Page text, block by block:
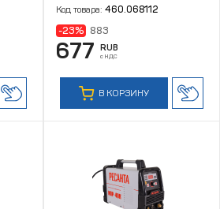
Код товара: 460.068112
-23% 883
677 RUB
с НДС
В КОРЗИНУ